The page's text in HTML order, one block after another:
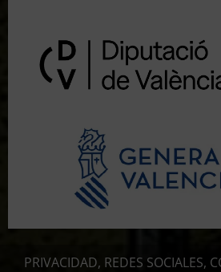
PRIVACIDAD, REDES SOCIALES,